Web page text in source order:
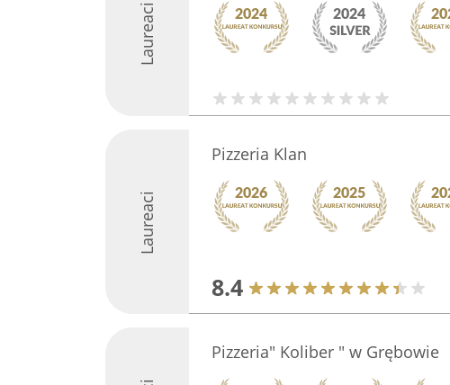
Laureaci
Laureaci
Pizzeria Klan
8.4
Pizzeria" Koliber " w Grębowie